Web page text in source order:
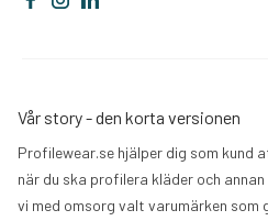
Vår story - den korta versionen
Profilewear.se hjälper dig som kund
när du ska profilera kläder och
vi med omsorg valt varumärken som